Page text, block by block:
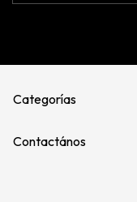
Categorías
Contactános